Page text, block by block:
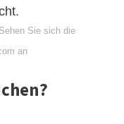
Sehen Sie sich die
an